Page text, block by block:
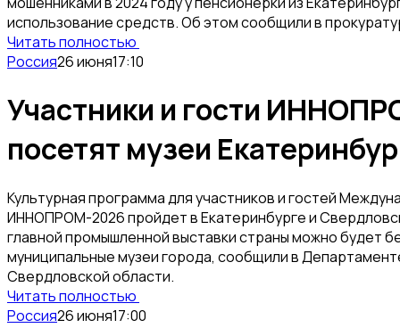
использование средств. Об этом сообщили в
Читать полностью
Россия26 июня17:10
Участники и гости
посетят музеи
Культурная программа для участников и гостей
ИННОПРОМ-2026 пройдет в Екатеринбурге и
главной промышленной выставки страны можно будет
муниципальные музеи города, сообщили в
Свердловской области.
Читать полностью
Россия26 июня17:00